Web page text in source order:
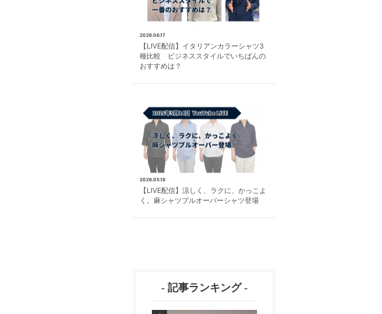
2026.06.17
【LIVE配信】イタリアンカラーシャツ3
種比較 ビジネススタイルでいちばんの
おすすめは？
2026.05.18
【LIVE配信】涼しく、ラクに、かっこよ
く。麻シャツプルオーバーシャツ登場
- 記事ランキング -